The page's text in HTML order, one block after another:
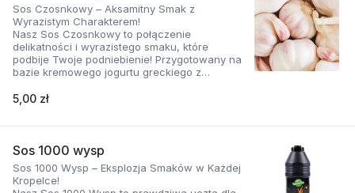
Sos Czosnkowy – Aksamitny Smak z
Wyrazistym Charakterem!
Nasz Sos Czosnkowy to połączenie
delikatności i wyrazistego smaku, które
podbije Twoje podniebienie! Przygotowany na
bazie kremowego jogurtu greckiego z
aromatycznych ziół, zachwyca swoją gładką
Dlaczego ten sos jest wyjątkowy?
Naturalnie kremowy: Jogurt grecki nadaje mu
aksamitną teksturę i lekko kwaskowy posmak,
5,00 zł
Sos 1000 wysp
Sos 1000 Wysp – Eksplozja Smaków w Każdej
Kropelce!